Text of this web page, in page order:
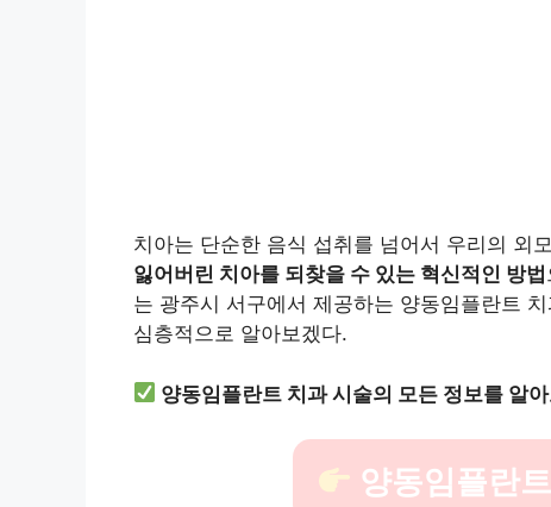
치아는 단순한 음식 섭취를 넘어서 우리의 외
잃어버린 치아를 되찾을 수 있는 혁신적인 방법
는 광주시 서구에서 제공하는 양동임플란트
심층적으로 알아보겠다.
양동임플란트 치과 시술의 모든 정보를 알
양동임플란